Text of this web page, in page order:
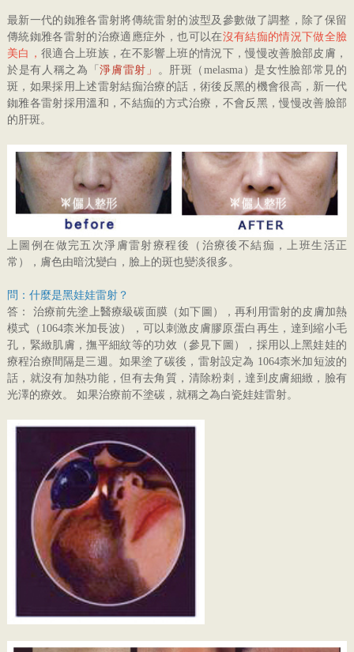
最新一代的銣雅各雷射將傳統雷射的波型及參數做了調整，除了保留
傳統銣雅各雷射的治療適應症外，也可以在沒有結痂的情況下做全臉
美白， 很適合上班族，在不影響上班的情況下，慢慢改善臉部皮膚，
於是有人稱之為「淨膚雷射」
。肝斑（melasma）是女性臉部常見的
斑，如果採用上述雷射結痂治療的話，術後反黑的機會很高，新一代
銣雅各雷射採用溫和，不結痂的方式治療，不會反黑，慢慢改善臉部
的肝斑。
上圖例在做完五次淨膚雷射療程後（治療後不結痂，上班生活正
常），膚色由暗沈變白，臉上的斑也變淡很多。
問：什麼是黑娃娃雷射？
答： 治療前先塗上醫療級碳面膜（如下圖），再利用雷射的皮膚加熱
模式（1064柰米加長波），可以刺激皮膚膠原蛋白再生，達到縮小毛
孔，緊緻肌膚，撫平細紋等的功效（參見下圖），採用以上黑娃娃的
療程治療間隔是三週。如果塗了碳後，雷射設定為 1064柰米加短波的
話，就沒有加熱功能，但有去角質，清除粉刺，達到皮膚細緻，臉有
光澤的療效。 如果治療前不塗碳，就稱之為白瓷娃娃雷射。